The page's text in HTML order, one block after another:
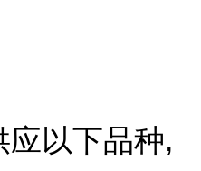
以下品种,